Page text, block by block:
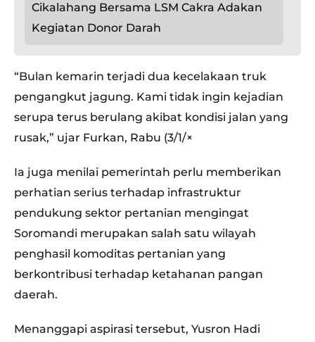
Cikalahang Bersama LSM Cakra Adakan
Kegiatan Donor Darah
“Bulan kemarin terjadi dua kecelakaan truk
pengangkut jagung. Kami tidak ingin kejadian
serupa terus berulang akibat kondisi jalan yang
rusak,” ujar Furkan, Rabu (3/1/×
Ia juga menilai pemerintah perlu memberikan
perhatian serius terhadap infrastruktur
pendukung sektor pertanian mengingat
Soromandi merupakan salah satu wilayah
penghasil komoditas pertanian yang
berkontribusi terhadap ketahanan pangan
daerah.
Menanggapi aspirasi tersebut, Yusron Hadi